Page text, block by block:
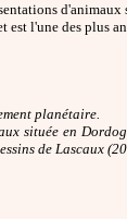
est l'une des plus
planétaire.
située en
de Lascaux